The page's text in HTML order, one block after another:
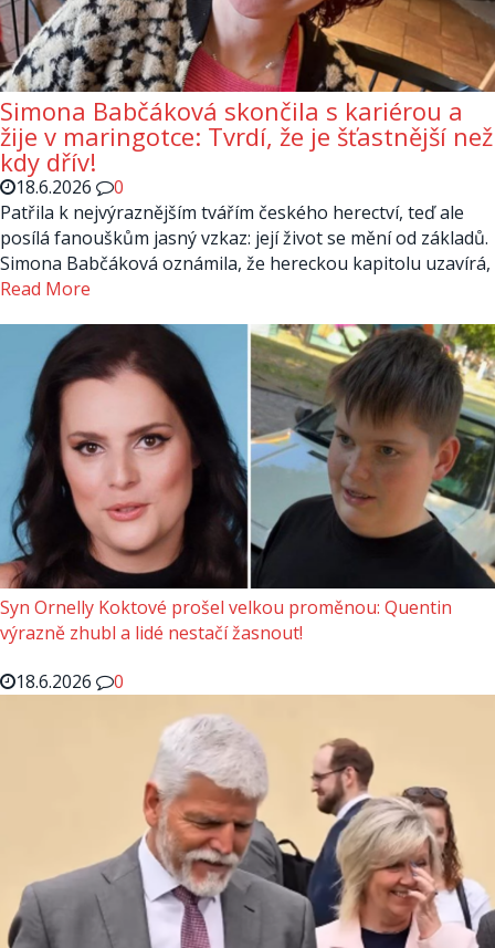
Simona Babčáková skončila s kariérou a
žije v maringotce: Tvrdí, že je šťastnější než
kdy dřív!
18.6.2026
0
Patřila k nejvýraznějším tvářím českého herectví, teď ale
posílá fanouškům jasný vzkaz: její život se mění od základů.
Simona Babčáková oznámila, že hereckou kapitolu uzavírá,
Read More
Syn Ornelly Koktové prošel velkou proměnou: Quentin
výrazně zhubl a lidé nestačí žasnout!
18.6.2026
0